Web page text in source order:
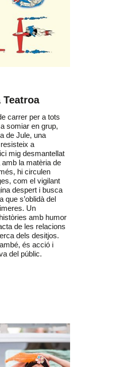
Teatroa
carrer per a tots
somiar en grup,
de Jule, una
a
mig desmantellat
la matèria de
hi circulen
com el vigilant
despert i busca
que s’oblidà del
Un
amb humor
de les relacions
dels desitjos.
és acció i
del públic.